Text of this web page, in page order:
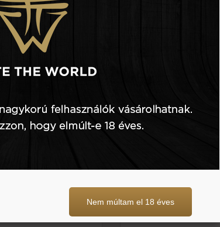
Körte chutney -gombák
Körte-alma-gyömbér
chutney -mrs bridges
Nem múltam el 18 éves